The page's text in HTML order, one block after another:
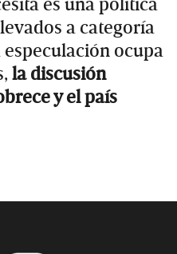
es una política
a categoría
ocupa
la discusión
y el país